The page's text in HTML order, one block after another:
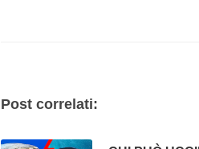
Post correlati: